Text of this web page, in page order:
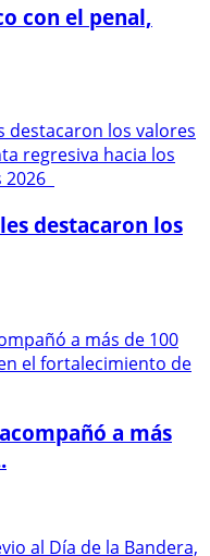
con el penal,
destacaron los
a más